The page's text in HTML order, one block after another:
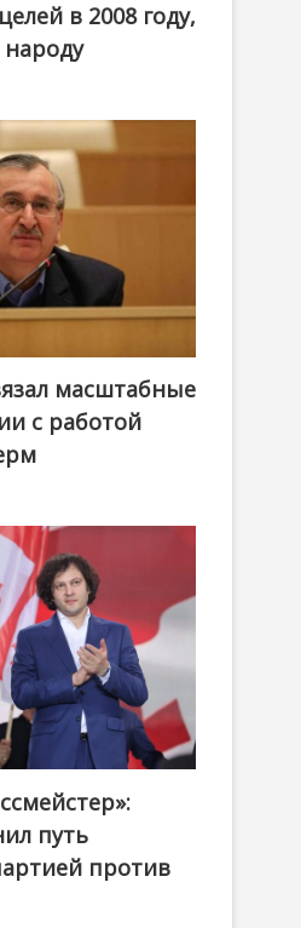
в 2008 году,
народу
масштабные
с работой
Dream
путь
против